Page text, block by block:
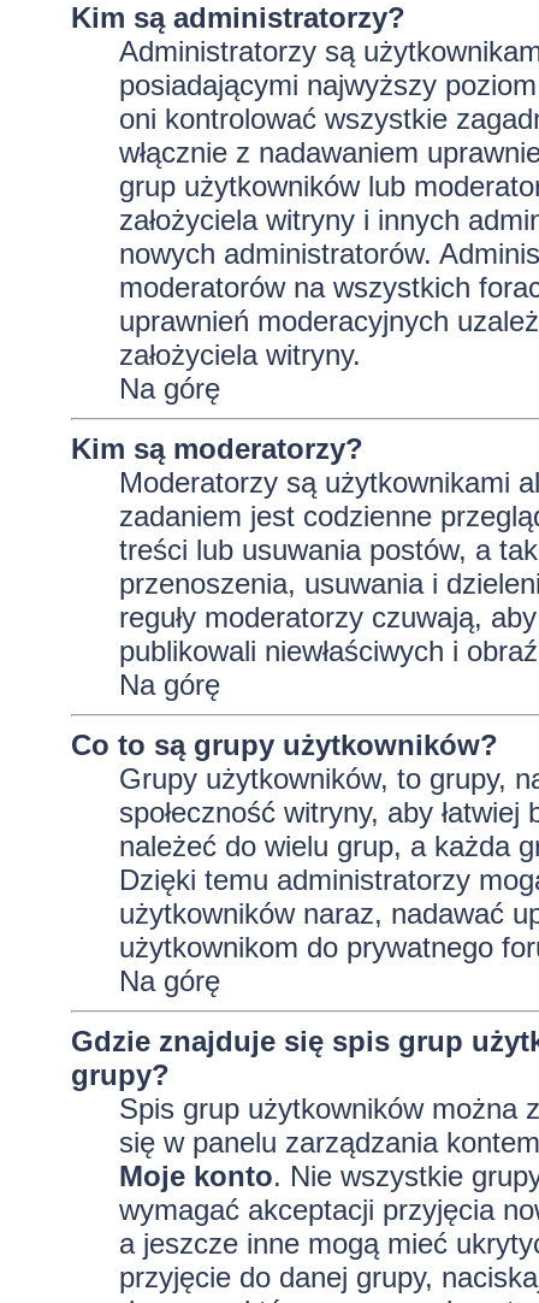
Kim są administratorzy?
Administratorzy są
posiadającymi najwyższy
oni kontrolować wszystkie
włącznie z nadawaniem
grup użytkowników lub
założyciela witryny i innych
nowych administratorów.
moderatorów na wszystkich
uprawnień moderacyjnych
założyciela witryny.
Na górę
Kim są moderatorzy?
Moderatorzy są użytkownikami
zadaniem jest codzienne
treści lub usuwania postów, a
przenoszenia, usuwania i
reguły moderatorzy czuwają,
publikowali niewłaściwych i
Na górę
Co to są grupy użytkowników?
Grupy użytkowników, to grupy,
społeczność witryny, aby
należeć do wielu grup, a każda
Dzięki temu administratorzy
użytkowników naraz, nadawać
użytkownikom do prywatnego
Na górę
Gdzie znajduje się spis grup
grupy?
Spis grup użytkowników można
się w panelu zarządzania
Moje konto. Nie wszystkie
wymagać akceptacji przyjęcia
a jeszcze inne mogą mieć
przyjęcie do danej grupy,